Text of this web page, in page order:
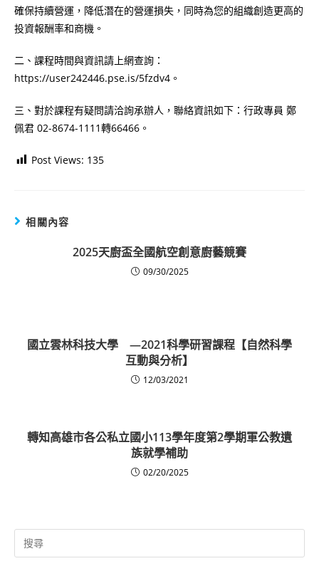
確保持續營運，降低潛在的營運損失，同時為您的組織創造更高的
投資報酬率和商機。
二、課程時間與資訊請上網查詢：
https://user242446.pse.is/5fzdv4。
三、對於課程有疑問請洽詢承辦人，聯絡資訊如下：行政專員 鄭
佩君 02-8674-1111轉66466。
Post Views: 135
相關內容
2025天廚盃全國航空創意廚藝競賽
09/30/2025
國立雲林科技大學 —2021科學研習課程【自然科學
互動與分析】
12/03/2021
轉知高雄市各公私立國小113學年度第2學期軍公教遺
族就學補助
02/20/2025
Search
for: